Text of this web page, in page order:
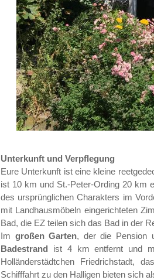
Unterkunft und Verpflegung
Eure Unterkunft ist eine kleine
ist 10 km und St.-Peter-Ording 20 km
des ursprünglichen Charakters im
mit Landhausmöbeln eingerichteten
Bad, die EZ teilen sich das Bad in der
Im großen Garten, der die Pension
Badestrand ist 4 km entfernt und
Holländerstädtchen Friedrichstadt,
Schifffahrt zu den Halligen bieten sich